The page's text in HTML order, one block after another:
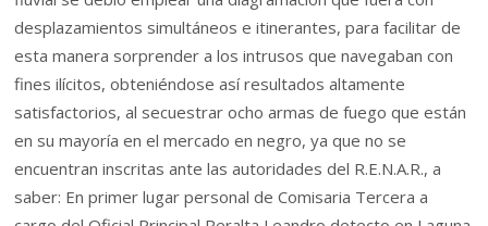
desplazamientos simultáneos e itinerantes, para facilitar de
esta manera sorprender a los intrusos que navegaban con
fines ilícitos, obteniéndose así resultados altamente
satisfactorios, al secuestrar ocho armas de fuego que están
en su mayoría en el mercado en negro, ya que no se
encuentran inscritas ante las autoridades del R.E.N.A.R., a
saber: En primer lugar personal de Comisaria Tercera a